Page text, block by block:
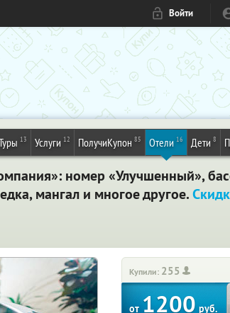
Войти
13 Услуги 12 ПолучиКупон 85 Отели 16 Дети 8
номер «Улучшенный»,
мангал и многое другое.
Купили: 255
от 1200 руб.